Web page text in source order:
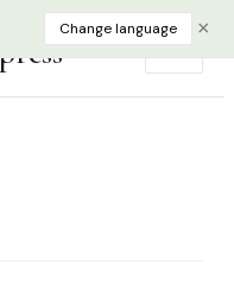
Change language ×